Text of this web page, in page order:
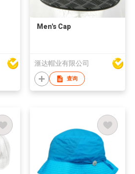
Men's Cap
滙达帽业有限公司
查询